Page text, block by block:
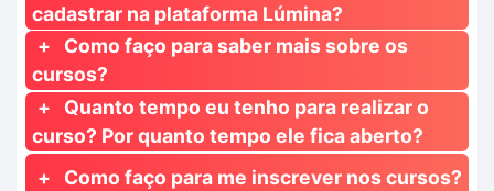
cadastrar na plataforma Lúmina?
Como faço para saber mais sobre os
cursos?
Quanto tempo eu tenho para realizar o
curso? Por quanto tempo ele fica aberto?
Como faço para me inscrever nos cursos?